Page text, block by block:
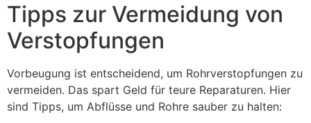
Tipps zur Vermeidung von
Verstopfungen
Vorbeugung ist entscheidend, um Rohrverstopfungen zu
vermeiden. Das spart Geld für teure Reparaturen. Hier
sind Tipps, um Abflüsse und Rohre sauber zu halten: